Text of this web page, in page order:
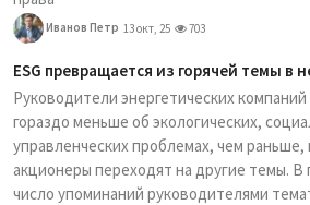
Иванов Петр 13 окт, 25 703
ESG превращается из горячей темы в
Руководители энергетических
гораздо меньше об экологических,
управленческих проблемах, чем раньше,
акционеры переходят на другие темы. В
число упоминаний руководителями